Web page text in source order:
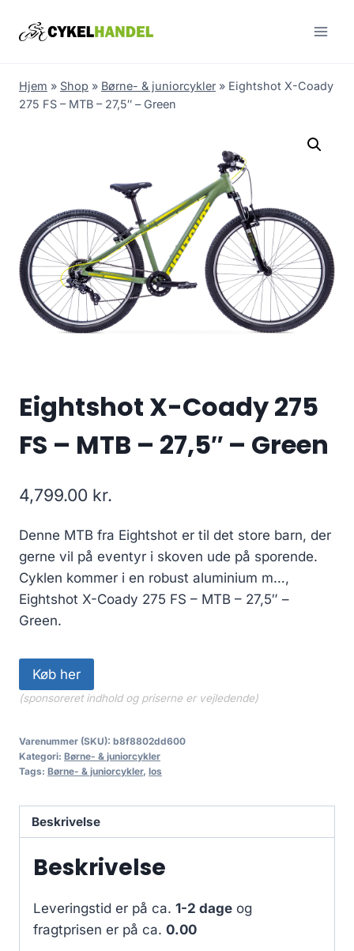
Hjem » Shop » Børne- & juniorcykler » Eightshot X-Coady
275 FS – MTB – 27,5″ – Green
Eightshot X-Coady 275
FS – MTB – 27,5″ – Green
4,799.00 kr.
Denne MTB fra Eightshot er til det store barn, der
gerne vil på eventyr i skoven ude på sporende.
Cyklen kommer i en robust aluminium m…,
Eightshot X-Coady 275 FS – MTB – 27,5″ –
Green.
Køb her
(sponsoreret indhold og priserne er vejledende)
Varenummer (SKU): b8f8802dd600
Kategori: Børne- & juniorcykler
Tags: Børne- & juniorcykler, los
Beskrivelse
Beskrivelse
Leveringstid er på ca. 1-2 dage og
fragtprisen er på ca. 0.00